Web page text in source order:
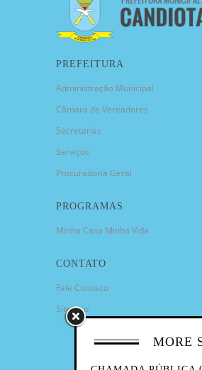
MORE
PREFEITURA
Administração Municipal
Câmara de Vereadores
Secretarias
Serviços
Procuradoria Geral
PROGRAMAS
Minha Casa Minha Vida
CONTATO
Fale Conosco
Sitemap